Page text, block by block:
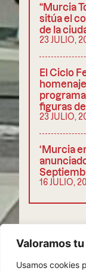
Valoramos
Usamos cookies
“Murcia
sitúa el
de la
23 JULIO,
El Ciclo
figuras
23 JULIO,
‘Murcia
16 JULIO,